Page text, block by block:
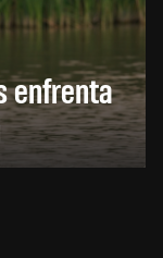
enfrenta